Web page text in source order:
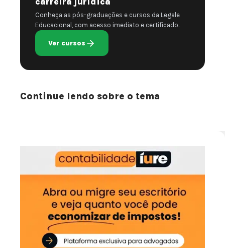
Conheça as pós-graduações e cursos da Legale
Educacional, com acesso imediato e certificado.
Ver cursos
Continue lendo sobre o tema